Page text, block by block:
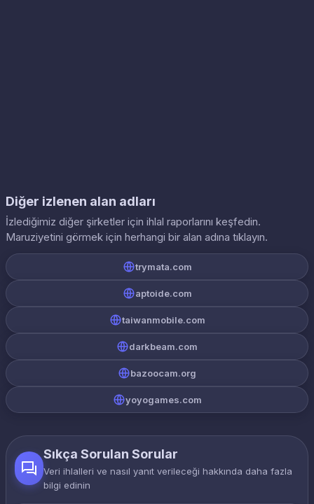
Diğer izlenen alan adları
İzlediğimiz diğer şirketler için ihlal raporlarını keşfedin.
Maruziyetini görmek için herhangi bir alan adına tıklayın.
trymata.com
aptoide.com
taiwanmobile.com
darkbeam.com
bazoocam.org
yoyogames.com
Sıkça Sorulan Sorular
Veri ihlalleri ve nasıl yanıt verileceği hakkında daha fazla
bilgi edinin